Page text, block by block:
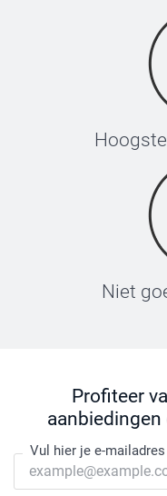
Niet
Profiteer
Vul hier je e-